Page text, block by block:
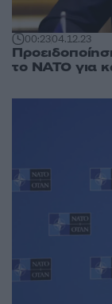
00:2304.12.23
το ΝΑΤΟ για